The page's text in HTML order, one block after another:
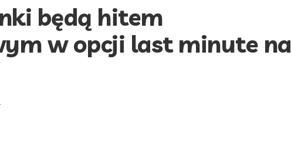
będą hitem
w opcji last minute na